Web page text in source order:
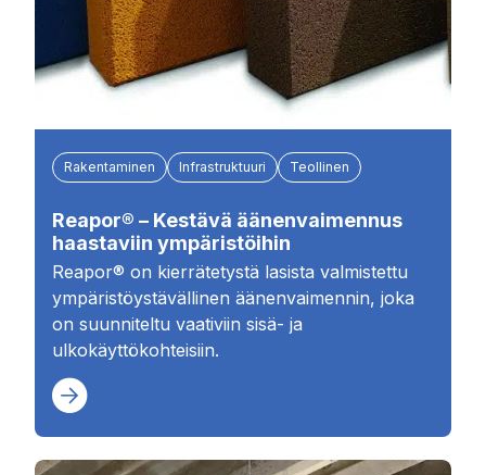
Rakentaminen Infrastruktuuri Teollinen
Reapor® – Kestävä äänenvaimennus
haastaviin ympäristöihin
Reapor® on kierrätetystä lasista valmistettu
ympäristöystävällinen äänenvaimennin, joka
on suunniteltu vaativiin sisä- ja
ulkokäyttökohteisiin.